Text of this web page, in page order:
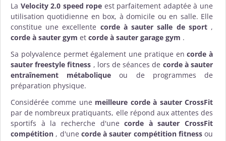
La Velocity 2.0 speed rope est parfaitement adaptée à une
utilisation quotidienne en box, à domicile ou en salle. Elle
constitue une excellente corde à sauter salle de sport,
corde à sauter gym et corde à sauter garage gym .
Sa polyvalence permet également une pratique encorde à
sauter freestyle fitness , lors de séances de corde à sauter
entraînement métabolique ou de programmes de
préparation physique.
Considérée comme une meilleure corde à sauter CrossFit
par de nombreux pratiquants, elle répond aux attentes des
sportifs à la recherche d'unecorde à sauter CrossFit
compétition , d'une corde à sauter compétition fitnessou